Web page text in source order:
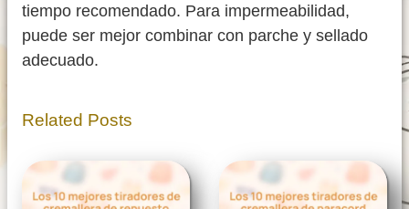
tiempo recomendado. Para impermeabilidad,
puede ser mejor combinar con parche y sellado
adecuado.
Related Posts